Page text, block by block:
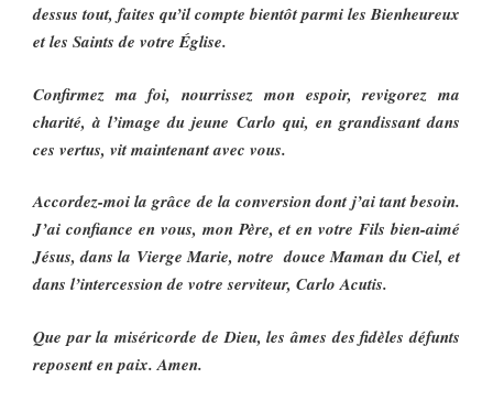
dessus tout, faites qu’il compte bientôt parmi les Bienheureux
et les Saints de votre Église.
Confirmez ma foi, nourrissez mon espoir, revigorez ma
charité, à l’image du jeune Carlo qui, en grandissant dans
ces vertus, vit maintenant avec vous.
Accordez-moi la grâce de la conversion dont j’ai tant besoin.
J’ai confiance en vous, mon Père, et en votre Fils bien-aimé
Jésus, dans la Vierge Marie, notre douce Maman du Ciel, et
dans l’intercession de votre serviteur, Carlo Acutis.
Que par la miséricorde de Dieu, les âmes des fidèles défunts
reposent en paix. Amen.